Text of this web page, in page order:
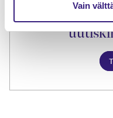
Vain
Liity